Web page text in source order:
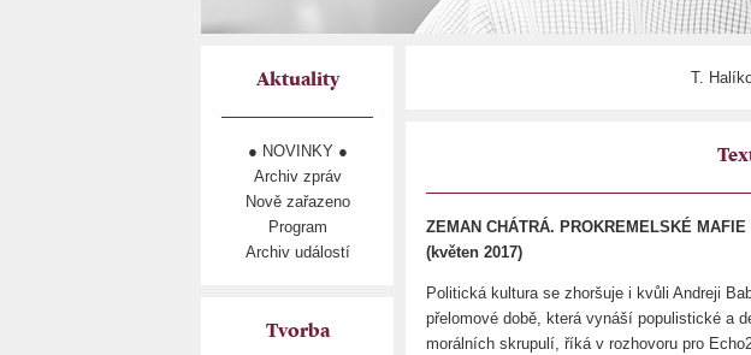
Aktuality
● NOVINKY ●
Archiv zpráv
Nově zařazeno
Program
Archiv událostí
Tvorba
T.
ZEMAN CHÁTRÁ. PROKREMELSKÉ
(květen 2017)
Politická kultura se zhoršuje i kvůli Andreji
přelomové době, která vynáší populistické a
morálních skrupulí, říká v rozhovoru pro